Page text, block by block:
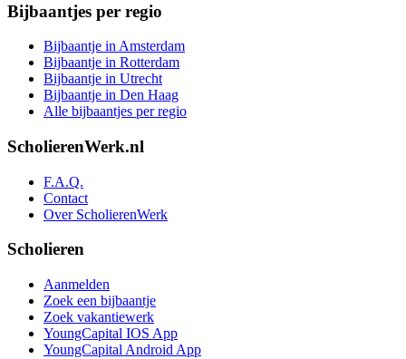
Bijbaantjes per regio
Bijbaantje in Amsterdam
Bijbaantje in Rotterdam
Bijbaantje in Utrecht
Bijbaantje in Den Haag
Alle bijbaantjes per regio
ScholierenWerk.nl
F.A.Q.
Contact
Over ScholierenWerk
Scholieren
Aanmelden
Zoek een bijbaantje
Zoek vakantiewerk
YoungCapital IOS App
YoungCapital Android App